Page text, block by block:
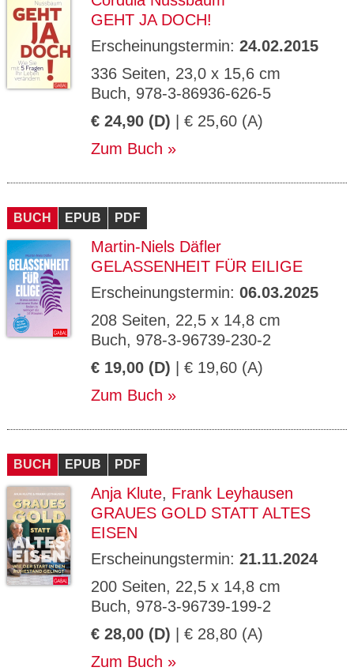
GEHT JA DOCH!
Erscheinungstermin: 24.02.2015
336 Seiten, 23,0 x 15,6 cm
Buch, 978-3-86936-626-5
€ 24,90 (D) | € 25,60 (A)
Zum Buch
BUCH EPUB PDF
Martin-Niels Däfler
GELASSENHEIT FÜR EILIGE
Erscheinungstermin: 06.03.2025
208 Seiten, 22,5 x 14,8 cm
Buch, 978-3-96739-230-2
€ 19,00 (D) | € 19,60 (A)
Zum Buch
BUCH EPUB PDF
Anja Klute, Frank Leyhausen
GRAUES GOLD STATT ALTES
EISEN
Erscheinungstermin: 21.11.2024
200 Seiten, 22,5 x 14,8 cm
Buch, 978-3-96739-199-2
€ 28,00 (D) | € 28,80 (A)
Zum Buch